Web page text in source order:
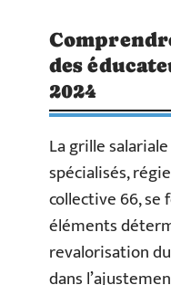
des
2024
La grille
spécialisés,
collective 66, se
éléments
revalorisation du
dans